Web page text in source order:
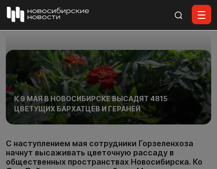
К 9 МАЯ В НОВОСИБИРСКЕ ВЫСАДЯТ 4815
ЦВЕТУЩИХ БАРХАТЦЕВ И ГЕРАНЕЙ
С наступлением мая сотрудники Горзеленхоза
начнут высаживать цветочную рассаду в
общественных пространствах Новосибирска. Ко